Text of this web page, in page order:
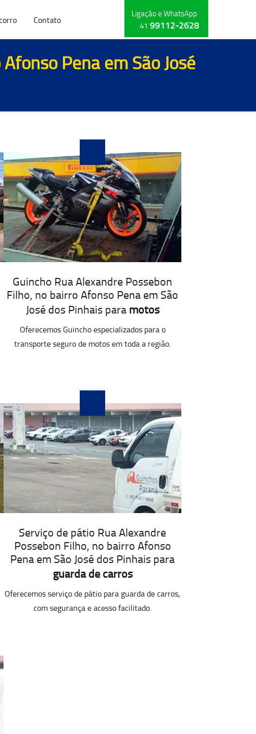
Contato
Ligação e WhatsApp
41 99112-2628
Pena em São José
Guincho Rua Alexandre Possebon
Filho, no bairro Afonso Pena em São
José dos Pinhais paramotos
Oferecemos Guincho especializados para o
transporte seguro de motos em toda a região.
Serviço de pátio Rua Alexandre
Possebon Filho, no bairro Afonso
Pena em São José dos Pinhais para
guarda de carros
Oferecemos serviço de pátio para guarda de carros,
com segurança e acesso facilitado.